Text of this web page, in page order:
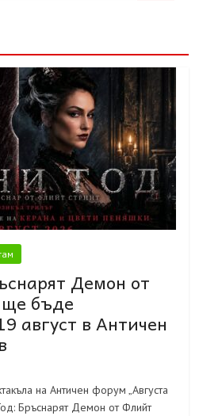
Демон от
бъде
август в Античен
на Античен форум „Августа
Бръснарят Демон от Флийт